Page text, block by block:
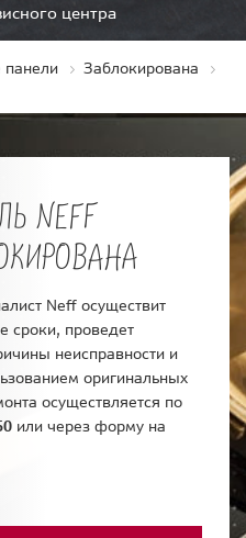
центра
Заблокирована
NEFF
Neff осуществит
сроки, проведет
неисправности и
оригинальных
осуществляется по
или через форму на